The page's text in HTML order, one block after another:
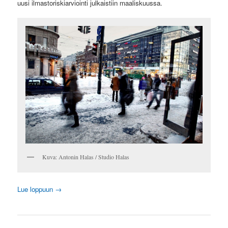
uusi ilmastoriskiarviointi julkaistiin maaliskuussa.
Kuva: Antonin Halas / Studio Halas
Lue loppuun →